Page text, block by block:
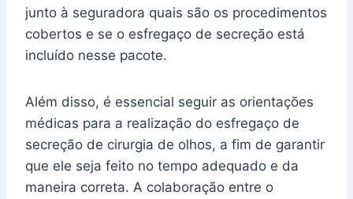
junto à seguradora quais são os procedimentos
cobertos e se o esfregaço de secreção está
incluído nesse pacote.
Além disso, é essencial seguir as orientações
médicas para a realização do esfregaço de
secreção de cirurgia de olhos, a fim de garantir
que ele seja feito no tempo adequado e da
maneira correta. A colaboração entre o